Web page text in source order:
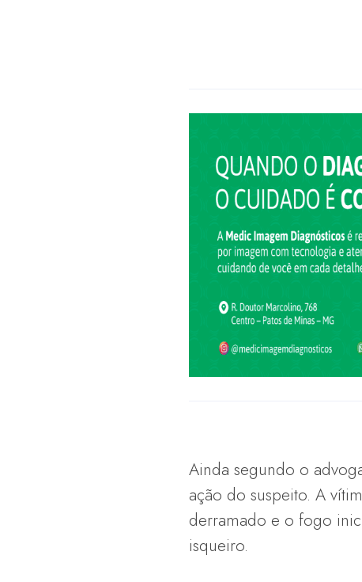
Ainda segundo o
ação do suspeito. A
derramado e o fogo
isqueiro.